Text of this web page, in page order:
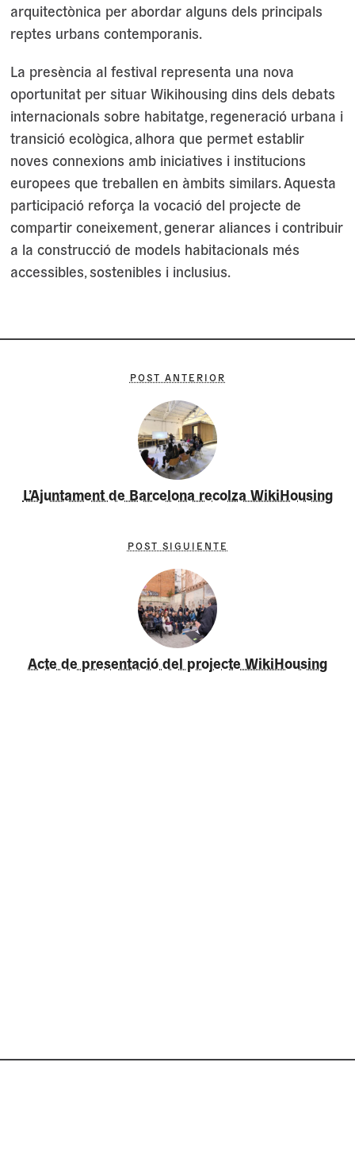
arquitectònica per abordar alguns dels principals
reptes urbans contemporanis.
La presència al festival representa una nova
oportunitat per situar Wikihousing dins dels debats
internacionals sobre habitatge, regeneració urbana i
transició ecològica, alhora que permet establir
noves connexions amb iniciatives i institucions
europees que treballen en àmbits similars. Aquesta
participació reforça la vocació del projecte de
compartir coneixement, generar aliances i contribuir
a la construcció de models habitacionals més
accessibles, sostenibles i inclusius.
POST ANTERIOR
L’Ajuntament de Barcelona recolza WikiHousing
POST SIGUIENTE
Acte de presentació del projecte WikiHousing